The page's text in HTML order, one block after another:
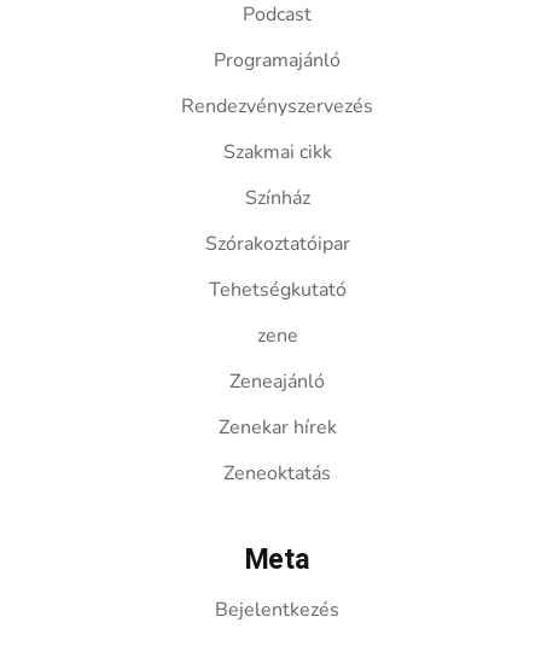
Podcast
Programajánló
Rendezvényszervezés
Szakmai cikk
Színház
Szórakoztatóipar
Tehetségkutató
zene
Zeneajánló
Zenekar hírek
Zeneoktatás
Meta
Bejelentkezés